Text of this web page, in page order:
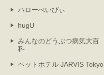
ハローべいびぃ
hugU
みんなのどうぶつ病気大百
科
ペットホテル JARVIS Tokyo